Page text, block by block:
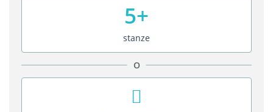
5+
stanze
O